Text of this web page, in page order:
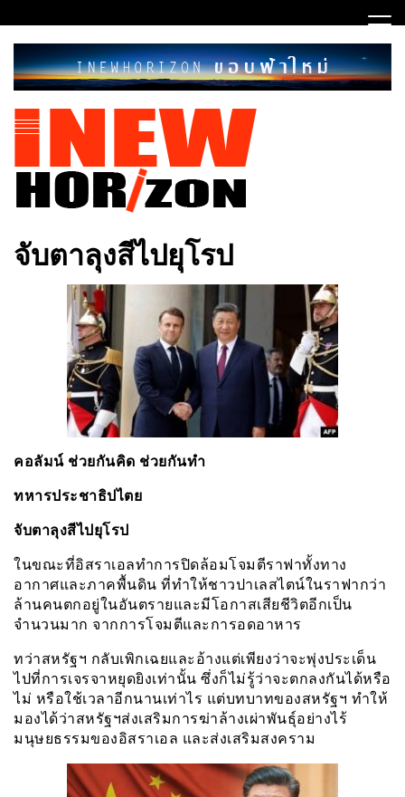
to
content
INEWHORIZON
จับตาลุงสีไปยุโรป
คอลัมน์ ช่วยกันคิด ช่วยกันทำ
ทหารประชาธิปไตย
จับตาลุงสีไปยุโรป
ในขณะที่อิสราเอลทำการปิดล้อมโจมตีราฟาทั้งทาง
อากาศและภาคพื้นดิน ที่ทำให้ชาวปาเลสไตน์ในราฟากว่า
ล้านคนตกอยู่ในอันตรายและมีโอกาสเสียชีวิตอีกเป็น
จำนวนมาก จากการโจมตีและการอดอาหาร
ทว่าสหรัฐฯ กลับเพิกเฉยและอ้างแต่เพียงว่าจะพุ่งประเด็น
ไปที่การเจรจาหยุดยิงเท่านั้น ซึ่งก็ไม่รู้ว่าจะตกลงกันได้หรือ
ไม่ หรือใช้เวลาอีกนานเท่าไร แต่บทบาทของสหรัฐฯ ทำให้
มองได้ว่าสหรัฐฯส่งเสริมการฆ่าล้างเผ่าพันธุ์อย่างไร้
มนุษยธรรมของอิสราเอล และส่งเสริมสงคราม